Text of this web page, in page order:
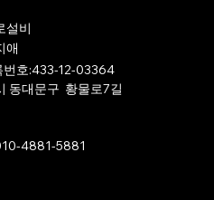
설비
애
번호:433-12-03364
동대문구 황물로7길
4881-5881